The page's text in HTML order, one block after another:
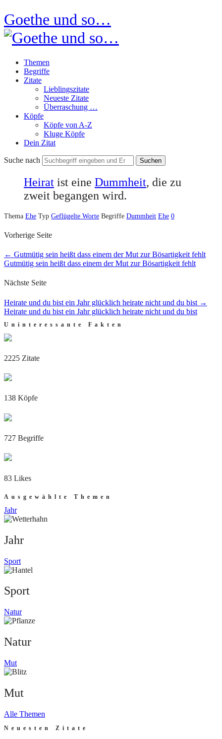
Goethe und so…
Themen
Begriffe
Zitate
Lieblingszitate
Neueste Zitate
Überraschung …
Köpfe
Köpfe von A-Z
Kluge Köpfe
Dein Zitat
Suche nach
Heirat ist eine Dummheit, die zu
zweit begangen wird.
Thema Ehe Typ Geflügelte Worte Begriffe Dummheit Ehe 0
Vorherige Seite
← Gutmütig sein heißt dass einem der Mut zur Bösartigkeit fehlt
Gutmütig sein heißt dass einem der Mut zur Bösartigkeit fehlt
Nächste Seite
Heirate und du bist ein Jahr glücklich heirate nicht und du bist →
Heirate und du bist ein Jahr glücklich heirate nicht und du bist
Uninteressante Fakten
2225 Zitate
138 Köpfe
727 Begriffe
83 Likes
Ausgewählte Themen
Jahr
Jahr
Sport
Sport
Natur
Natur
Mut
Mut
Alle Themen
Neuesten Zitate